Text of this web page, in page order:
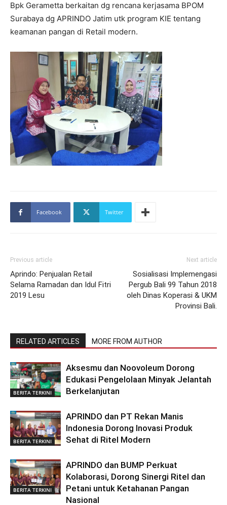
Bpk Gerametta berkaitan dg rencana kerjasama BPOM
Surabaya dg APRINDO Jatim utk program KIE tentang
keamanan pangan di Retail modern.
Facebook Twitter
Previous article
Aprindo: Penjualan Retail
Selama Ramadan dan Idul Fitri
2019 Lesu
Next article
Sosialisasi Implemengasi
Pergub Bali 99 Tahun 2018
oleh Dinas Koperasi & UKM
Provinsi Bali.
RELATED ARTICLES MORE FROM AUTHOR
BERITA TERKINI
Aksesmu dan Noovoleum Dorong
Edukasi Pengelolaan Minyak Jelantah
Berkelanjutan
BERITA TERKINI
APRINDO dan PT Rekan Manis
Indonesia Dorong Inovasi Produk
Sehat di Ritel Modern
BERITA TERKINI
APRINDO dan BUMP Perkuat
Kolaborasi, Dorong Sinergi Ritel dan
Petani untuk Ketahanan Pangan
Nasional